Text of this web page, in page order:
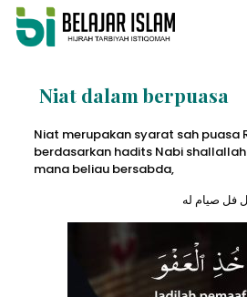
Niat dalam berpuasa
Niat merupakan syarat sah puasa
berdasarkan hadits Nabi
mana beliau bersabda,
فل صيام له